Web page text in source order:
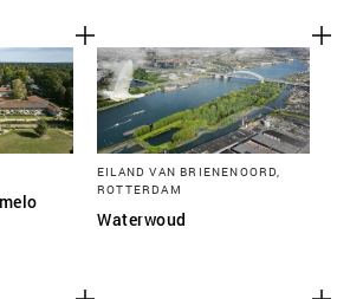
EILAND VAN BRIENENOORD,
ROTTERDAM
Waterwoud